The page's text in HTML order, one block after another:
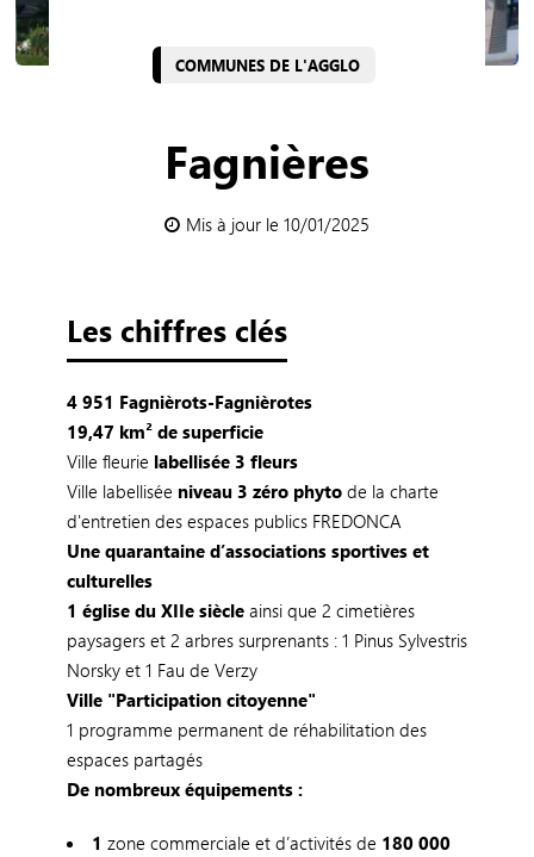
COMMUNES DE L'AGGLO
Fagnières
Mis à jour le 10/01/2025
Les chiffres clés
4 951 Fagnièrots-Fagnièrotes
19,47 km² de superficie
Ville fleurie labellisée 3 fleurs
Ville labellisée niveau 3 zéro phyto de la charte
d'entretien des espaces publics FREDONCA
Une quarantaine d’associations sportives et
culturelles
1 église du XIIe siècleainsi que 2 cimetières
paysagers et 2 arbres surprenants : 1 Pinus Sylvestris
Norsky et 1 Fau de Verzy
Ville "Participation citoyenne"
1 programme permanent de réhabilitation des
espaces partagés
De nombreux équipements :
1 zone commerciale et d’activités de 180 000